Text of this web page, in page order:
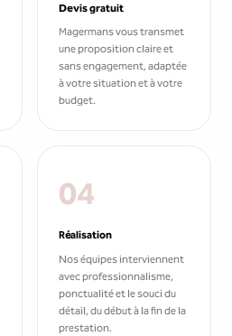
Devis gratuit
Magermans vous transmet
une proposition claire et
sans engagement, adaptée
à votre situation et à votre
budget.
04
Réalisation
Nos équipes interviennent
avec professionnalisme,
ponctualité et le souci du
détail, du début à la fin de la
prestation.